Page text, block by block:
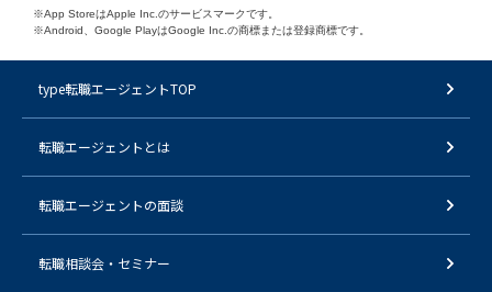
※App StoreはApple Inc.のサービスマークです。
※Android、Google PlayはGoogle Inc.の商標または登録商標です。
type転職エージェントTOP
転職エージェントとは
転職エージェントの面談
転職相談会・セミナー